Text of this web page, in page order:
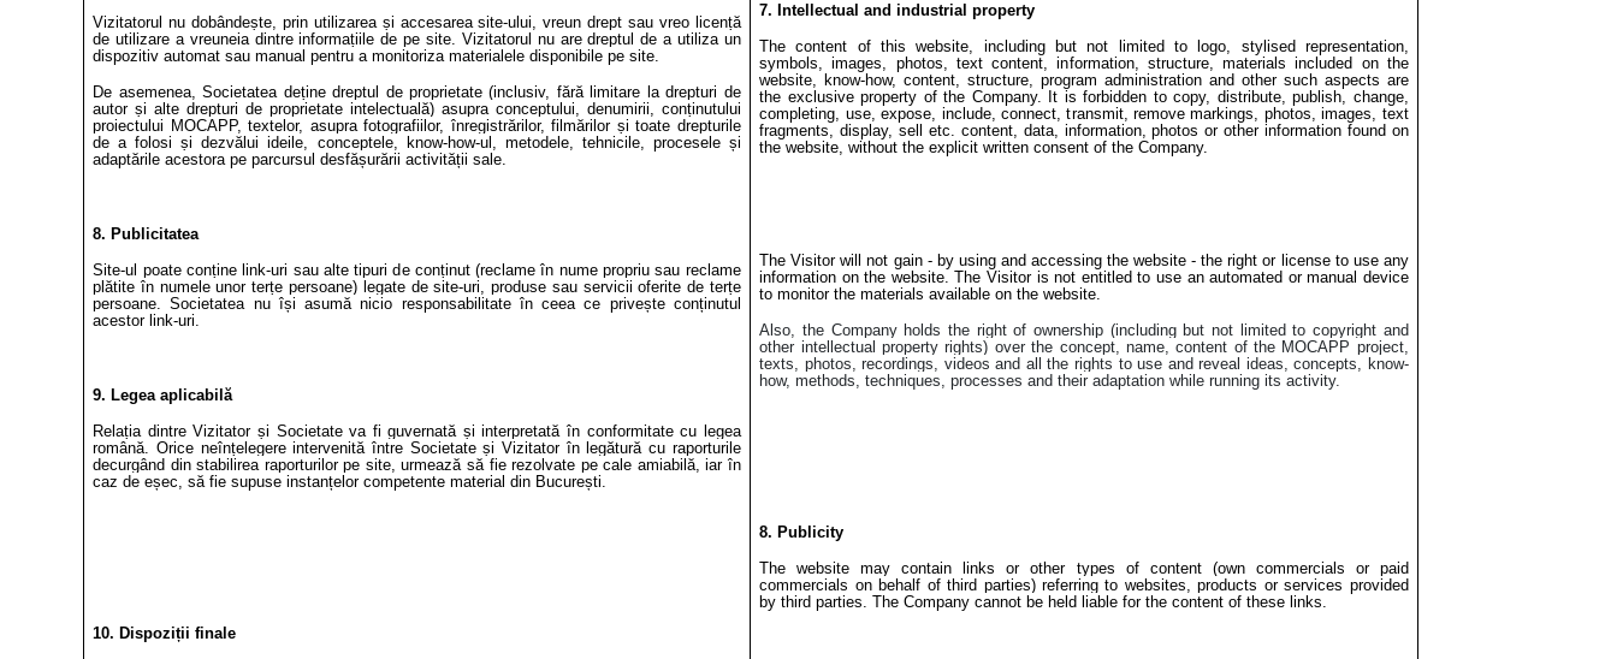
Vizitatorul nu dobândește, prin utilizarea și accesarea site-ului, vreun drept sau vreo licență
de utilizare a vreuneia dintre informațiile de pe site. Vizitatorul nu are dreptul de a utiliza un
dispozitiv automat sau manual pentru a monitoriza materialele disponibile pe site.
De asemenea, Societatea deține dreptul de proprietate (inclusiv, fără limitare la drepturi de
autor și alte drepturi de proprietate intelectuală) asupra conceptului, denumirii, conținutului
proiectului MOCAPP, textelor, asupra fotografiilor, înregistrărilor, filmărilor și toate drepturile
de a folosi și dezvălui ideile, conceptele, know-how-ul, metodele, tehnicile, procesele și
adaptările acestora pe parcursul desfășurării activității sale.
8. Publicitatea
Site-ul poate conține link-uri sau alte tipuri de conținut (reclame în nume propriu sau reclame
plătite în numele unor terțe persoane) legate de site-uri, produse sau servicii oferite de terțe
persoane. Societatea nu își asumă nicio responsabilitate în ceea ce privește conținutul
acestor link-uri.
9. Legea aplicabilă
Relația dintre Vizitator și Societate va fi guvernată și interpretată în conformitate cu legea
română. Orice neînțelegere intervenită între Societate și Vizitator în legătură cu raporturile
decurgând din stabilirea raporturilor pe site, urmează să fie rezolvate pe cale amiabilă, iar în
caz de eșec, să fie supuse instanțelor competente material din București.
10. Dispoziții finale
7. Intellectual and industrial property
The content of this website, including but not limited to logo, stylised representation,
symbols, images, photos, text content, information, structure, materials included on the
website, know-how, content, structure, program administration and other such aspects are
the exclusive property of the Company. It is forbidden to copy, distribute, publish, change,
completing, use, expose, include, connect, transmit, remove markings, photos, images, text
fragments, display, sell etc. content, data, information, photos or other information found on
the website, without the explicit written consent of the Company.
The Visitor will not gain - by using and accessing the website - the right or license to use any
information on the website. The Visitor is not entitled to use an automated or manual device
to monitor the materials available on the website.
Also, the Company holds the right of ownership (including but not limited to copyright and
other intellectual property rights) over the concept, name, content of the MOCAPP project,
texts, photos, recordings, videos and all the rights to use and reveal ideas, concepts, know-
how, methods, techniques, processes and their adaptation while running its activity.
8. Publicity
The website may contain links or other types of content (own commercials or paid
commercials on behalf of third parties) referring to websites, products or services provided
by third parties. The Company cannot be held liable for the content of these links.